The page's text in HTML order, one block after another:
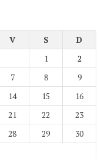
V S
D
1
2
7 8
9
14 15
16
21 22
23
28 29
30